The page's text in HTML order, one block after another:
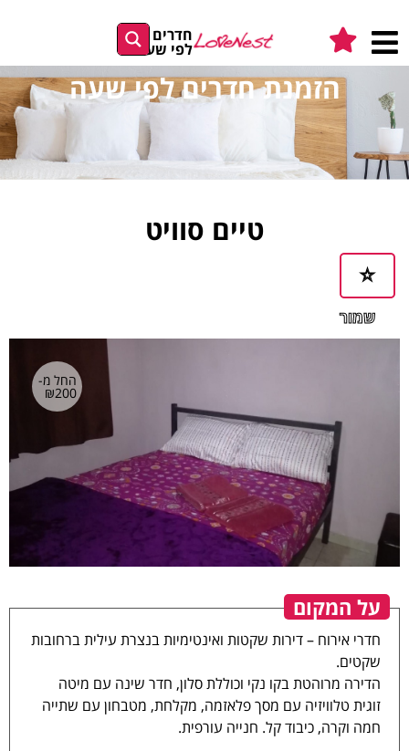
חדרים
לפי שעה
הזמנת חדרים לפי שעה
טיים סוויט
שמור
החל מ-
₪200
(video)
על המקום
חדרי אירוח – דירות שקטות ואינטימיות בנצרת עילית ברחובות
שקטים.
הדירה מרוהטת בקו נקי וכוללת סלון, חדר שינה עם מיטה
זוגית טלוויזיה עם מסך פלאזמה, מקלחת, מטבחון עם שתייה
חמה וקרה, כיבוד קל. חנייה עורפית.